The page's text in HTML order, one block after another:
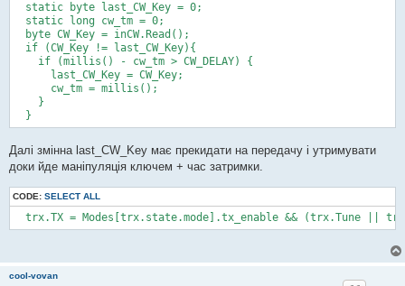
  static byte last_CW_Key = 0;
  static long cw_tm = 0;
  byte CW_Key = inCW.Read();
  if (CW_Key != last_CW_Key){
    if (millis() - cw_tm > CW_DELAY) {
      last_CW_Key = CW_Key;
      cw_tm = millis();
    }
Далі змінна last_CW_Key має прекидати на передачу і утримувати
доки йде маніпуляція ключем + час затримки.
CODE: SELECT ALL
cool-vovan